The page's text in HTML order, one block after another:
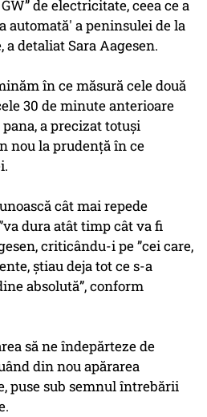
de electricitate, ceea ce a
automată' a peninsulei de la
detaliat Sara Aagesen.
în ce măsură cele două
30 de minute anterioare
pana, a precizat totuşi
nou la prudenţă în ce
cât mai repede
dura atât timp cât va fi
criticându-i pe ”cei care,
ştiau deja tot ce s-a
absolută”, conform
să ne îndepărteze de
din nou apărarea
puse sub semnul întrebării